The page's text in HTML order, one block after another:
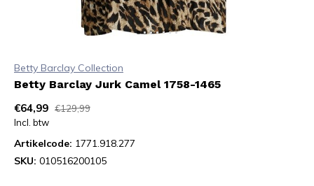
Betty Barclay Collection
Betty Barclay Jurk Camel 1758-1465
€64,99 €129,99
Incl. btw
Artikelcode: 1771.918.277
SKU: 010516200105